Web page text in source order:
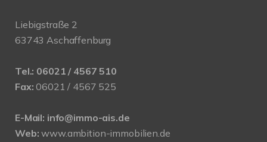
Liebigstraße 2
63743 Aschaffenburg
Tel.: 06021 / 4567 510
Fax: 06021 / 4567 525
E-Mail: info@immo-ais.de
Web: www.ambition-immobilien.de